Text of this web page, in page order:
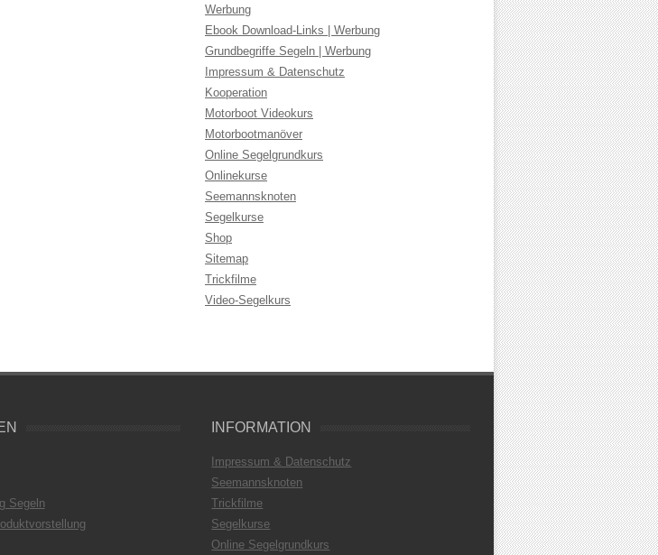
Werbung
Ebook Download-Links | Werbung
Grundbegriffe Segeln | Werbung
Impressum & Datenschutz
Kooperation
Motorboot Videokurs
Motorbootmanöver
Online Segelgrundkurs
Onlinekurse
Seemannsknoten
Segelkurse
Shop
Sitemap
Trickfilme
Video-Segelkurs
Segeln
INFORMATION
Impressum & Datenschutz
Seemannsknoten
Trickfilme
Segelkurse
Online Segelgrundkurs